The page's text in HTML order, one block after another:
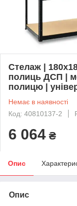
Стелаж |
полиць ДСП |
полицю |
Немає в наявності
Код: 40810137-2
6 064 ₴
Опис
Опис